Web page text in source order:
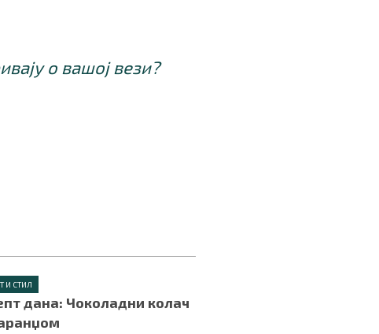
о вашој вези?
И СТИЛ
дана: Чоколадни колач